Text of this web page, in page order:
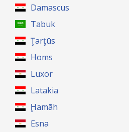
Damascus
Tabuk
Ţarţūs
Homs
Luxor
Latakia
Ḩamāh
Esna